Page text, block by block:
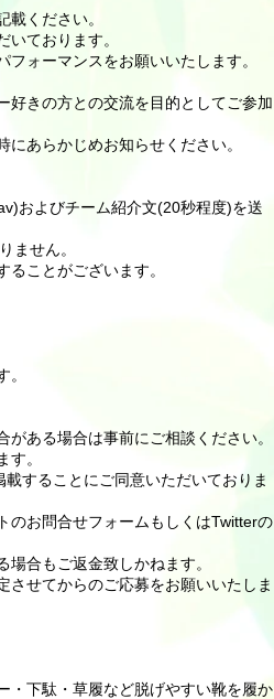
ください。
ております。
ォーマンスをお願いいたします。
好きの方との交流を目的としてご参加
あらかじめお知らせください。
およびチーム紹介文(20秒程度)を送
ません。
ことがございます。
ある場合は事前にご相談ください。​
。
することにご同意いただいておりま
のお問合せフォームもしくはTwitterの
合もご返金致しかねます。
させてからのご応募をお願いいたしま
・下駄・草履など脱げやすい靴を履か